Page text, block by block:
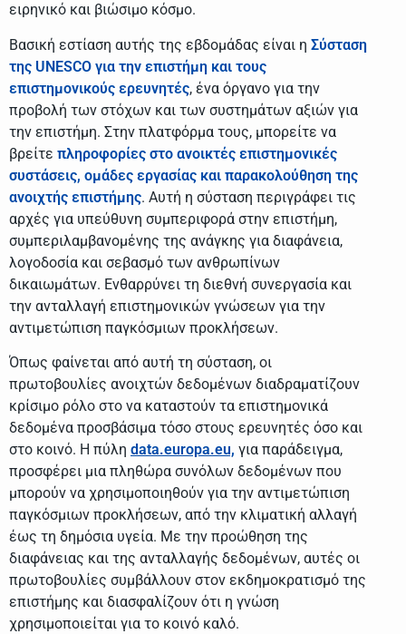
ειρηνικό και βιώσιμο κόσμο.
Βασική εστίαση αυτής της εβδομάδας είναι η Σύσταση
της UNESCO για την επιστήμη και τους
επιστημονικούς ερευνητές, ένα όργανο για την
προβολή των στόχων και των συστημάτων αξιών για
την επιστήμη. Στην πλατφόρμα τους, μπορείτε να
βρείτε πληροφορίες στο ανοικτές επιστημονικές
συστάσεις, ομάδες εργασίας και παρακολούθηση της
ανοιχτής επιστήμης. Αυτή η σύσταση περιγράφει τις
αρχές για υπεύθυνη συμπεριφορά στην επιστήμη,
συμπεριλαμβανομένης της ανάγκης για διαφάνεια,
λογοδοσία και σεβασμό των ανθρωπίνων
δικαιωμάτων. Ενθαρρύνει τη διεθνή συνεργασία και
την ανταλλαγή επιστημονικών γνώσεων για την
αντιμετώπιση παγκόσμιων προκλήσεων.
Όπως φαίνεται από αυτή τη σύσταση, οι
πρωτοβουλίες ανοιχτών δεδομένων διαδραματίζουν
κρίσιμο ρόλο στο να καταστούν τα επιστημονικά
δεδομένα προσβάσιμα τόσο στους ερευνητές όσο και
στο κοινό. Η πύλη data.europa.eu, για παράδειγμα,
προσφέρει μια πληθώρα συνόλων δεδομένων που
μπορούν να χρησιμοποιηθούν για την αντιμετώπιση
παγκόσμιων προκλήσεων, από την κλιματική αλλαγή
έως τη δημόσια υγεία. Με την προώθηση της
διαφάνειας και της ανταλλαγής δεδομένων, αυτές οι
πρωτοβουλίες συμβάλλουν στον εκδημοκρατισμό της
επιστήμης και διασφαλίζουν ότι η γνώση
χρησιμοποιείται για το κοινό καλό.